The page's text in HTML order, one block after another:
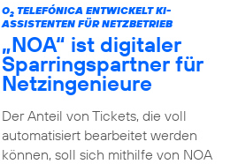
O2TELEFÓNICA ENTWICKELT KI-
ASSISTENTEN FÜR NETZBETRIEB
„NOA“ ist digitaler
Sparringspartner für
Netzingenieure
Der Anteil von Tickets, die voll
automatisiert bearbeitet werden
können, soll sich mithilfe von NOA